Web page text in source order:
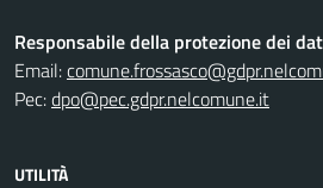
Responsabile della protezione dei
Email:
Pec:dpo@pec.gdpr.nelcomune.it
UTILITÀ